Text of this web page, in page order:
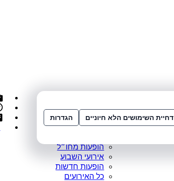
עמוד ראשי
סופר פרייס
מופעים מומלצים
הופעות מחו״ל
אירועי השבוע
הופעות חדשות
כל האירועים
דחיית השימושים הלא חיוניים הגדרות